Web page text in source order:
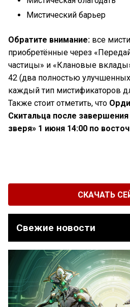
Мистический барьер
Обратите внимание: все
приобретённые через
частицы» и «Клановые
42 (два полностью
каждый тип мистификаторов
Также стоит отметить, что
Скитальца после
зверя» 1 июня 14:00 по
СКАЧАТЬ
Свежие новости